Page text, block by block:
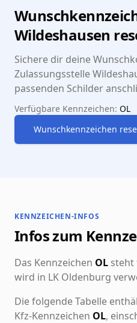
Wildeshausen
Sichere dir deine
Zulassungsstelle
passenden Schilder
Verfügbare Kennzeichen: OL
Wunschkennzeichen
KENNZEICHEN-INFOS
Infos zum
Das Kennzeichen OL
wird in LK Oldenburg
Die folgende Tabelle
Kfz-Kennzeichen OL,